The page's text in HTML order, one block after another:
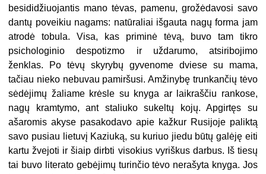
besididžiuojantis mano tėvas, pamenu, grožėdavosi savo
dantų poveikiu nagams: natūraliai išgauta nagų forma jam
atrodė tobula. Visa, kas priminė tėvą, buvo tam tikro
psichologinio despotizmo ir uždarumo, atsiribojimo
ženklas. Po tėvų skyrybų gyvenome dviese su mama,
tačiau nieko nebuvau pamiršusi. Amžinybę trunkančių tėvo
sėdėjimų žaliame krėsle su knyga ar laikraščiu rankose,
nagų kramtymo, ant staliuko sukeltų kojų. Apgirtęs su
ašaromis akyse pasakodavo apie kažkur Rusijoje paliktą
savo pusiau lietuvį Kaziuką, su kuriuo jiedu būtų galėję eiti
kartu žvejoti ir šiaip dirbti visokius vyriškus darbus. Iš tiesų
tai buvo literato gebėjimų turinčio tėvo nerašyta knyga. Jos